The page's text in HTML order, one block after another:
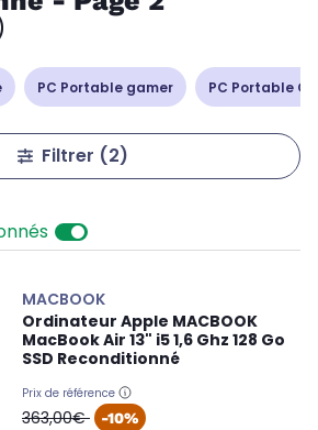
PC Portable gamer PC Portable
Filtrer (2)
MACBOOK
Ordinateur Apple MACBOOK
MacBook Air 13" i5 1,6 Ghz 128 Go
SSD Reconditionné
Prix de référence
oldPrice
363,00€ -10%